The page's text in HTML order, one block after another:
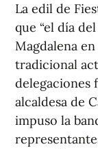
La edil de
que “el día
Magdalena
tradicional
delegaciones
alcaldesa de
impuso la